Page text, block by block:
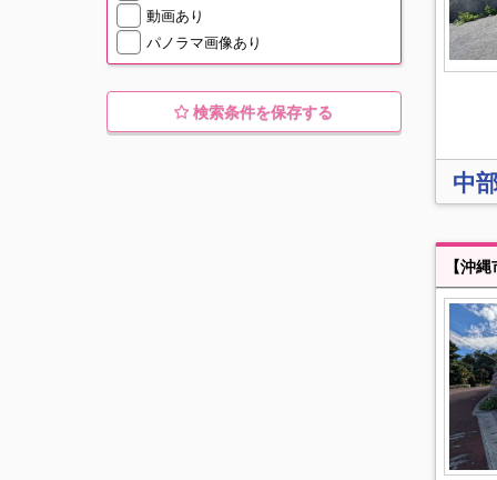
動画あり
パノラマ画像あり
検索条件を保存する
中